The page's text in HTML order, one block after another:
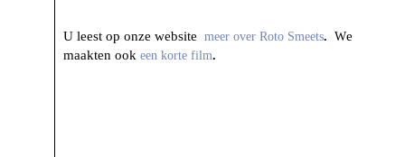
U leest op onze website meer over Roto Smeets. We
maakten ook een korte film.